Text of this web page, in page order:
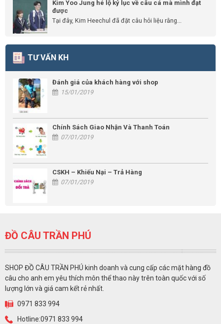
Kim Yoo Jung hé lộ kỷ lục về câu cá mà mình đạt
được
Tại đây, Kim Heechul đã đặt câu hỏi liệu rằng...
TƯ VẤN KH
Đánh giá của khách hàng với shop
15/01/2019
Chính Sách Giao Nhận Và Thanh Toán
07/01/2019
CSKH – Khiếu Nại – Trả Hàng
07/01/2019
ĐỒ CÂU TRẦN PHÚ
SHOP ĐỒ CÂU TRẦN PHÚ kinh doanh và cung cấp các mặt hàng đồ
câu cho anh em yêu thích môn thể thao này trên toàn quốc với số
lượng lớn và giá cam kết rẻ nhất.
0971 833 994
Hotline:0971 833 994